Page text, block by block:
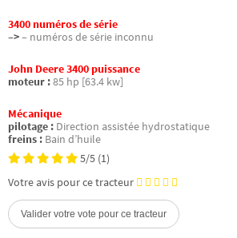
3400 numéros de série
–>– numéros de série inconnu
John Deere 3400 puissance
moteur :85 hp [63.4 kw]
Mécanique
pilotage : Direction assistée hydrostatique
freins : Bain d’huile
5/5 (1)
Votre avis pour ce tracteur